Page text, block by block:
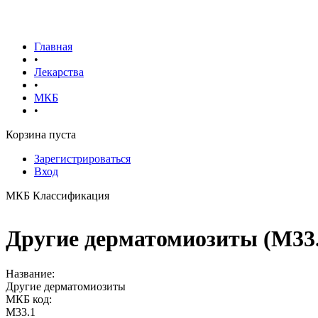
Главная
•
Лекарства
•
МКБ
•
Корзина пуста
Зарегистрироваться
Вход
МКБ Классификация
Другие дерматомиозиты
Название:
Другие дерматомиозиты
МКБ код:
M33.1